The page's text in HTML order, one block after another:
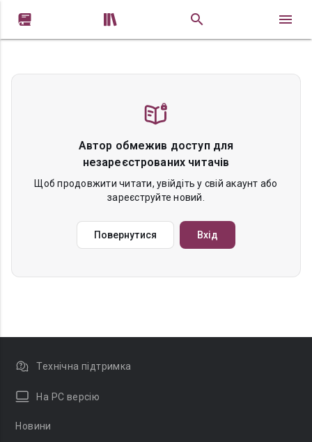
 
Автор обмежив доступ для
незареєстрованих читачів
Щоб продовжити читати, увійдіть у свій акаунт або
зареєструйте новий.
Повернутися Вхід
Технічна підтримка
На PC версію
Новини